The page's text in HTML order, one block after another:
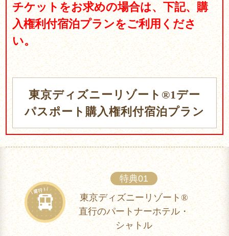
チケットをお求めの場合は、下記、購
入権利付宿泊プランをご利用くださ
い。
東京ディズニーリゾート®1デー
パスポート 購入権利付宿泊プラン
特典01
東京ディズニーリゾート®
直行のパートナーホテル・
シャトル